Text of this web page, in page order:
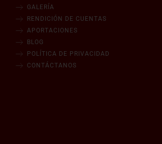
GALERÍA
RENDICIÓN DE CUENTAS
APORTACIONES
BLOG
POLÍTICA DE PRIVACIDAD
CONTÁCTANOS